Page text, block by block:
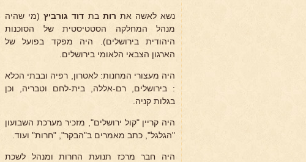
נשא לאשה את רות בת דוד גורביץ(מי שהיה
מנהל המחלקה הסטטיסטית של הסוכנות
היהודית בירושלים). היה מפקד בפועל של
הארגון הצבאי הלאומי בירושלים.
היה מעצורי המחנות: לאטרון, רפיה ובבתי הכלא
: בירושלים, רם-אללה, בית-לחם וטבריה, וכן
בגלות קניה.
היה קריין "קול ירושלים", מזכיר מערכת השבועון
"הגלגל", כתב מאמרים ב"הבקר", "חרות" ועוד.
היה חבר מרכז תנועת החרות ומנהל לשכת